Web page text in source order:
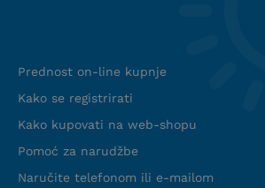
Prednost on-line kupnje
Kako se registrirati
Kako kupovati na web-shopu
Pomoć za narudžbe
Naručite telefonom ili e-mailom